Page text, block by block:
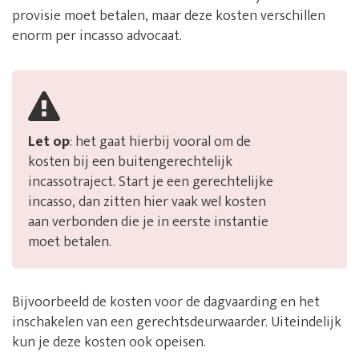
provisie moet betalen, maar deze kosten verschillen
enorm per incasso advocaat.
Let op: het gaat hierbij vooral om de
kosten bij een buitengerechtelijk
incassotraject. Start je een gerechtelijke
incasso, dan zitten hier vaak wel kosten
aan verbonden die je in eerste instantie
moet betalen.
Bijvoorbeeld de kosten voor de dagvaarding en het
inschakelen van een gerechtsdeurwaarder. Uiteindelijk
kun je deze kosten ook opeisen.